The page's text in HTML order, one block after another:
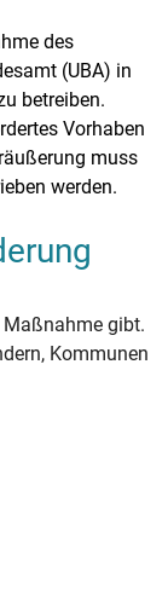
des
(UBA) in
betreiben.
Vorhaben
muss
werden.
Maßnahme gibt.
Kommunen